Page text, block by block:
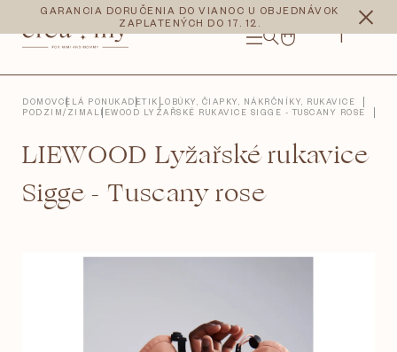
obsah
GARANCIA DORUČENIA DO VIANOC U OBJEDNÁVOK
ZAPLATENÝCH DO 17. 12.
NÁKUPNÝ
CZK EUR
DOMOVCELÁ PONUKADETI KLOBÚKY, ČIAPKY, NÁKRČNÍKY, RUKAVICE
PODZIM/ZIMA LIEWOOD LYŽAŘSKÉ RUKAVICE SIGGE - TUSCANY ROSE
LIEWOOD Lyžařské rukavice
Sigge - Tuscany rose